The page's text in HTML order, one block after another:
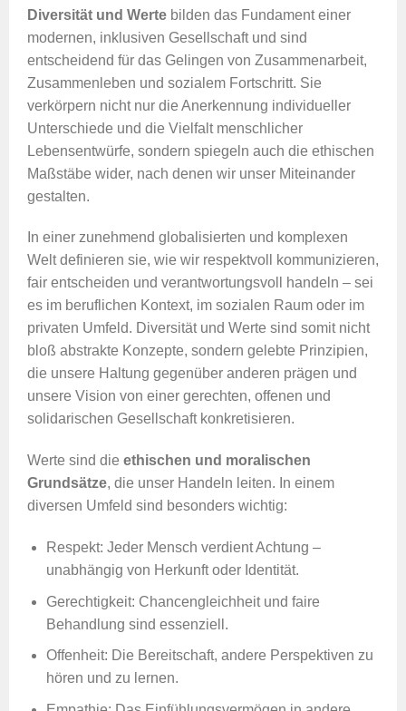
Diversität und Wertebilden das Fundament einer
modernen, inklusiven Gesellschaft und sind
entscheidend für das Gelingen von Zusammenarbeit,
Zusammenleben und sozialem Fortschritt. Sie
verkörpern nicht nur die Anerkennung individueller
Unterschiede und die Vielfalt menschlicher
Lebensentwürfe, sondern spiegeln auch die ethischen
Maßstäbe wider, nach denen wir unser Miteinander
gestalten.
In einer zunehmend globalisierten und komplexen
Welt definieren sie, wie wir respektvoll kommunizieren,
fair entscheiden und verantwortungsvoll handeln – sei
es im beruflichen Kontext, im sozialen Raum oder im
privaten Umfeld. Diversität und Werte sind somit nicht
bloß abstrakte Konzepte, sondern gelebte Prinzipien,
die unsere Haltung gegenüber anderen prägen und
unsere Vision von einer gerechten, offenen und
solidarischen Gesellschaft konkretisieren.
Werte sind die ethischen und moralischen
Grundsätze, die unser Handeln leiten. In einem
diversen Umfeld sind besonders wichtig:
Respekt: Jeder Mensch verdient Achtung –
unabhängig von Herkunft oder Identität.
Gerechtigkeit: Chancengleichheit und faire
Behandlung sind essenziell.
Offenheit: Die Bereitschaft, andere Perspektiven zu
hören und zu lernen.